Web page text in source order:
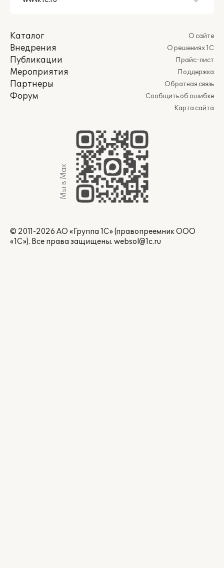
Каталог
Внедрения
Публикации
Мероприятия
Партнеры
Форум
О сайте
О решениях 1С
Прайс-лист
Поддержка
Обратная связь
Сообщить об ошибке
Карта сайта
Мы в Max
© 2011-2026 АО «Группа 1С» (правопреемник ООО
«1С»). Все права защищены. websol@1c.ru